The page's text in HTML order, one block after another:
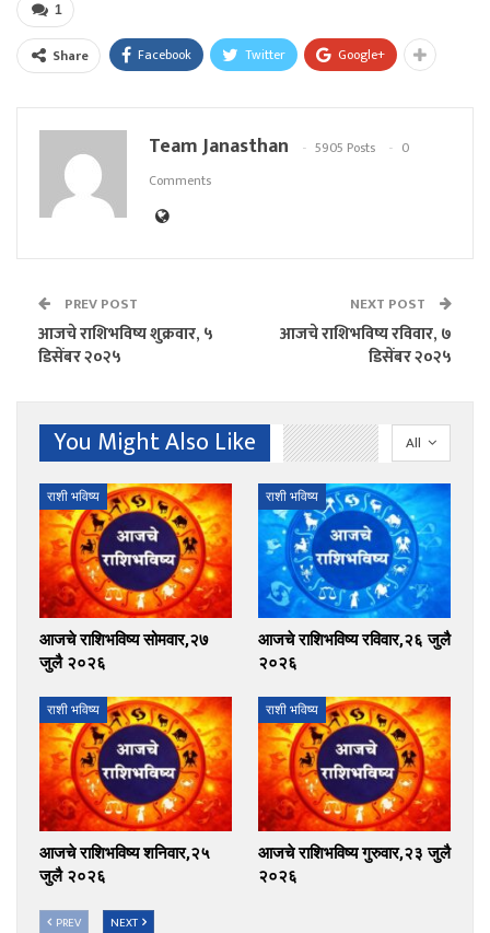
1
Share Facebook Twitter Google+
Team Janasthan 5905 Posts
0
Comments
PREV POST
आजचे राशिभविष्य शुक्रवार, ५
डिसेंबर २०२५
NEXT POST
आजचे राशिभविष्य रविवार, ७
डिसेंबर २०२५
All
You Might Also Like
राशी भविष्य
आजचे राशिभविष्य सोमवार,२७
जुलै २०२६
राशी भविष्य
आजचे राशिभविष्य रविवार,२६ जुलै
२०२६
राशी भविष्य
आजचे राशिभविष्य शनिवार,२५
जुलै २०२६
राशी भविष्य
आजचे राशिभविष्य गुरुवार,२३ जुलै
२०२६
PREV NEXT